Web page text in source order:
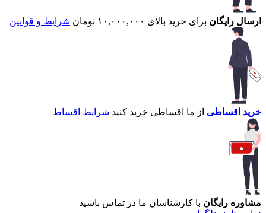
ارسال رایگان برای خرید بالای ۱۰,۰۰۰,۰۰۰ تومان شرایط و قوانین
خرید اقساطی از ما اقساطی خرید کنید شرایط اقساط
مشاوره رایگان با کارشناسان ما در تماس باشید